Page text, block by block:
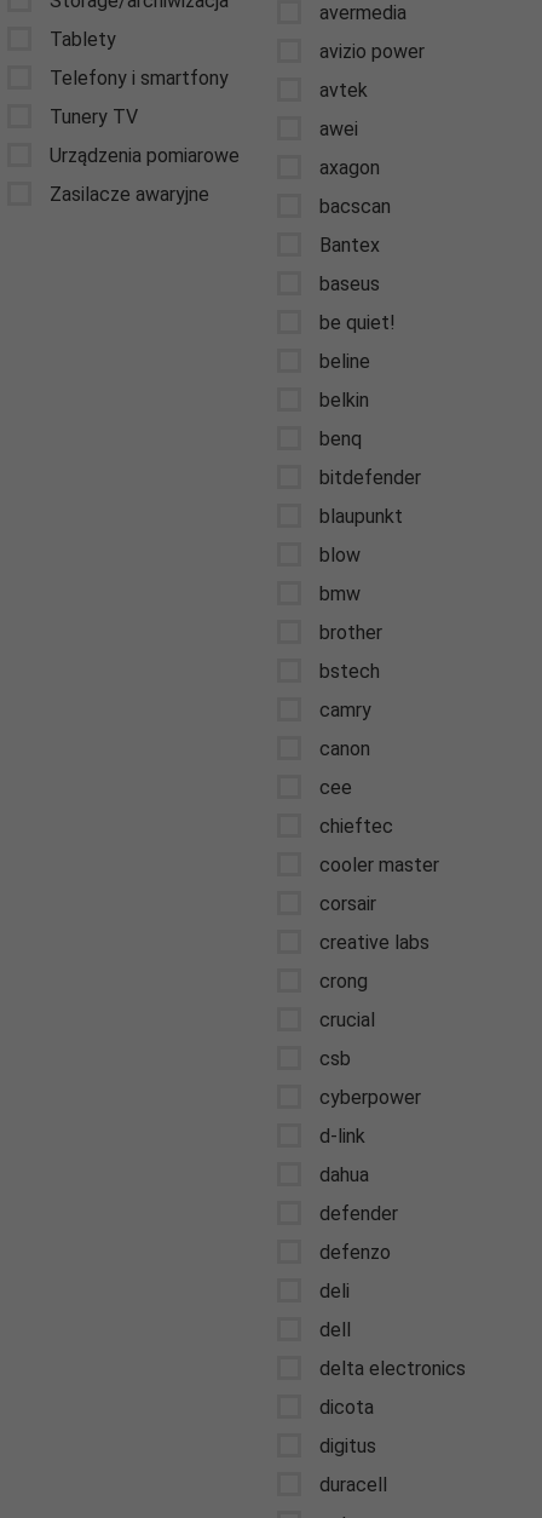
Tablety
Telefony i smartfony
Tunery TV
Urządzenia pomiarowe
Zasilacze awaryjne
avermedia
avizio power
avtek
awei
axagon
bacscan
Bantex
baseus
be quiet!
beline
belkin
benq
bitdefender
blaupunkt
blow
bmw
brother
bstech
camry
canon
cee
chieftec
cooler master
corsair
creative labs
crong
crucial
csb
cyberpower
d-link
dahua
defender
defenzo
deli
dell
delta electronics
dicota
digitus
duracell